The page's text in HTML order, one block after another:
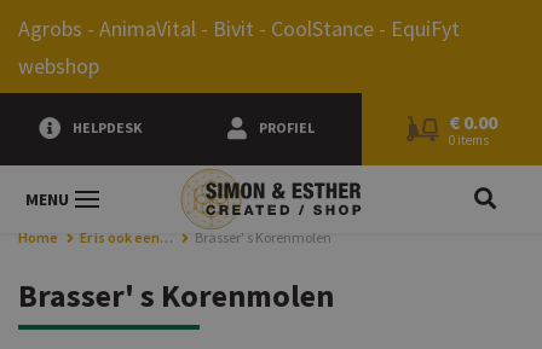
0.00
HELPDESK PROFIEL € 0.00
0 items
MENU
Agrobs - AnimaVital - Bivit - CoolStance - EquiFyt
webshop
Home Er is ook een… Brasser' s Korenmolen
Brasser' s Korenmolen